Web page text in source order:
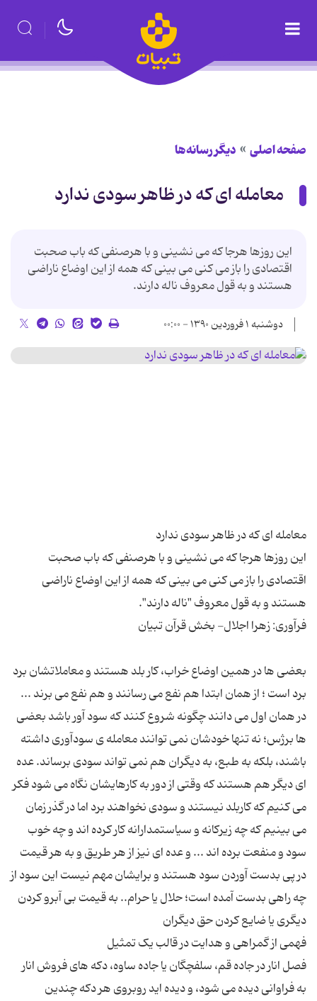
صفحه اصلی دیگر رسانه‌ها
معامله ای که در ظاهر سودی ندارد
این روزها هرجا که می نشینی و با هرصنفی که باب صحبت
اقتصادی را باز می کنی می بینی که همه از این اوضاع ناراضی
هستند و به قول معروف ناله دارند.
دوشنبه ۱ فروردین ۱۳۹۰ - ۰۰:۰۰
این روزها هرجا که می نشینی و با هرصنفی که باب صحبت
اقتصادی را باز می کنی می بینی که همه از این اوضاع ناراضی
بعضی ها در همین اوضاع خراب، کار بلد هستند و معاملاتشان برد
برد است ؛ از همان ابتدا هم نفع می رسانند و هم نفع می برند ...
در همان اول می دانند چگونه شروع کنند که سود آور باشد بعضی
ها برژس؛ نه تنها خودشان نمی توانند معامله ی سودآوری داشته
باشند، بلکه به طبع، به دیگران هم نمی تواند سودی برساند. عده
ای دیگر هم هستند که وقتی از دور به کارهایشان نگاه می شود فکر
می کنیم که کاربلد نیستند و سودی نخواهند برد اما در گذر زمان
می بینیم که چه زیرکانه و سیاستمدارانه کار کرده اند و چه خوب
سود و منفعت برده اند ... و عده ای نیز از هر طریق و به هر قیمت
در پی بدست آوردن سود هستند و برایشان مهم نیست این سود از
چه راهی بدست آمده است؛ حلال یا حرام.. به قیمت بی آبرو کردن
فصل انار در جاده قم، سلفچگان یا جاده ساوه، دکه های فروش انار
به فراوانی دیده می شود، و دیده اید روبروی هر دکه چندین